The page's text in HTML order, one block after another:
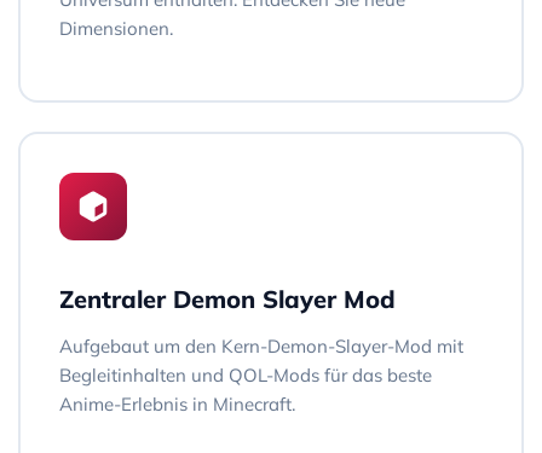
Dimensionen.
Zentraler Demon Slayer Mod
Aufgebaut um den Kern-Demon-Slayer-Mod mit
Begleitinhalten und QOL-Mods für das beste
Anime-Erlebnis in Minecraft.